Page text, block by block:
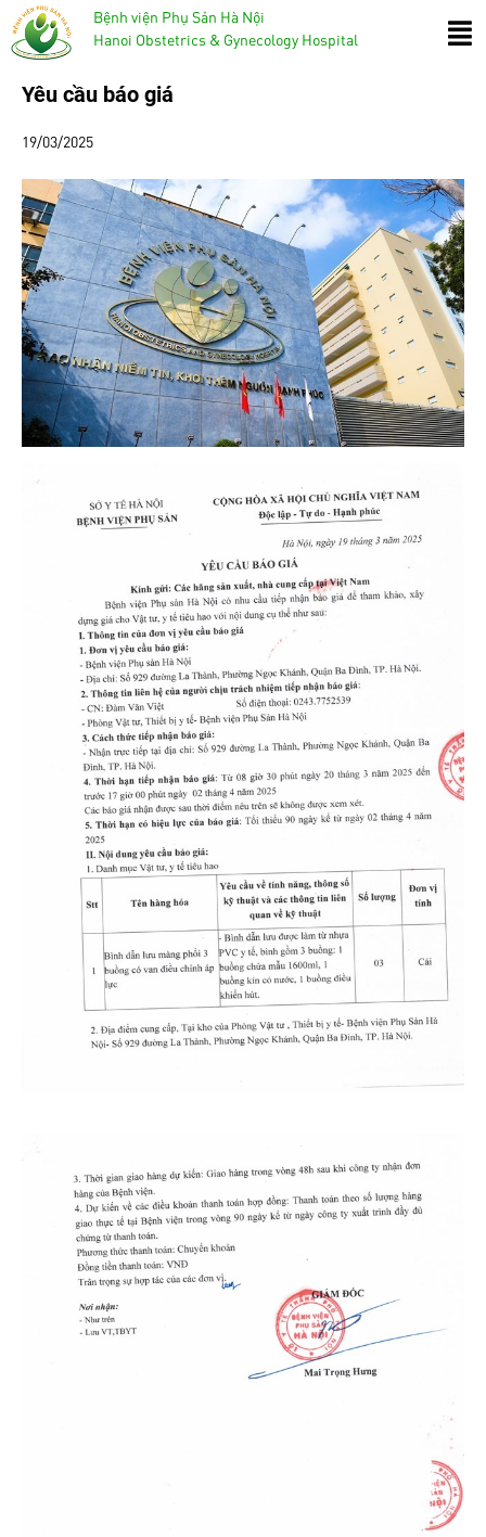
Bệnh viện Phụ Sản Hà Nội
Hanoi Obstetrics & Gynecology Hospital
Yêu cầu báo giá
19/03/2025